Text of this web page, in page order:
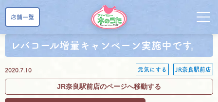
店舗一覧
レバコール増量キャンペーン実施中です。
2020.7.10 元気にする JR奈良駅前店
JR奈良駅前店のページへ移動する